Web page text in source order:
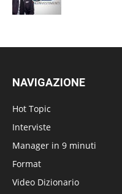
NAVIGAZIONE
Hot Topic
Interviste
Manager in 9 minuti
Format
Video Dizionario